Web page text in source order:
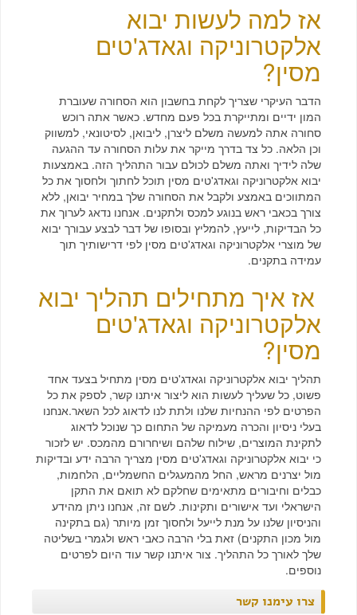
אז למה לעשות יבוא
אלקטרוניקה וגאדג'טים
מסין?
הדבר העיקרי שצריך לקחת בחשבון הוא הסחורה שעוברת
המון ידיים ומתייקרת בכל פעם מחדש. כאשר אתה רוכש
סחורה אתה למעשה משלם ליצרן, ליבואן, לסיטונאי, למשווק
וכן הלאה. כל צד בדרך מייקר את עלות הסחורה עד ההגעה
שלה לידיך ואתה משלם לכולם עבור התהליך הזה. באמצעות
יבוא אלקטרוניקה וגאדג'טים מסין תוכל לחתוך ולחסוך את כל
המתווכים באמצע ולקבל את הסחורה שלך במחיר יבואן, ללא
צורך בכאבי ראש בנוגע למכס ולתקנים. אנחנו נדאג לערוך את
כל הבדיקות, לייעץ, להמליץ ובסופו של דבר לבצע עבורך יבוא
של מוצרי אלקטרוניקה וגאדג'טים מסין לפי דרישותיך תוך
עמידה בתקנים.
אז איך מתחילים תהליך יבוא
אלקטרוניקה וגאדג'טים
מסין?
תהליך יבוא אלקטרוניקה וגאדג'טים מסין מתחיל בצעד אחד
פשוט,כל שעליך לעשות הוא ליצור איתנו קשר, לספק את כל
הפרטים לפי ההנחיות שלנו ולתת לנולדאוג לכל השאר.אנחנו
בעלי ניסיון והכרה מעמיקה של התחום כך שנוכל לדאוג
לתקינת המוצרים, שילוח שלהם ושיחרורם מהמכס. יש לזכור
כי יבוא אלקטרוניקה וגאדג'טים מסין מצריך הרבה ידע ובדיקות
מול יצרנים מראש, החל מהמעגלים החשמליים, הלחמות,
כבלים וחיבורים מתאימים שחלקם לא תואם את התקן
הישראלי ועד אישורים ותקינות. לשם זה, אנחנו ניתן מהידע
והניסיון שלנו על מנת לייעל ולחסוך זמן מיותר (גם בתקינה
מול מכון התקנים) זאת בלי הרבה כאבי ראש ולגמרי בשליטה
שלך לאורך כל התהליך. צור איתנו קשר עוד היום לפרטים
נוספים.
צרו עימנו קשר